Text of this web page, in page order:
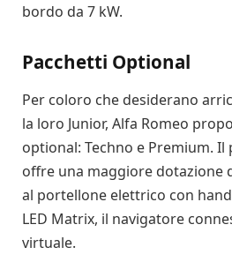
bordo da 7 kW.
Pacchetti Optional
Per coloro che desiderano
la loro Junior, Alfa Romeo
optional: Techno e Premium. Il
offre una maggiore dotazione
al portellone elettrico con
LED Matrix, il navigatore
virtuale.